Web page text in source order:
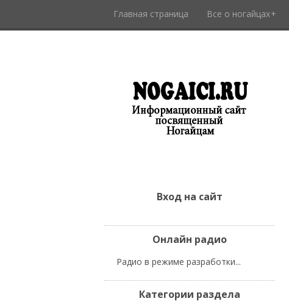
Главная страница Все о ногайцах
Вход на сайт
Онлайн радио
Радио в режиме разработки...
Категории раздела